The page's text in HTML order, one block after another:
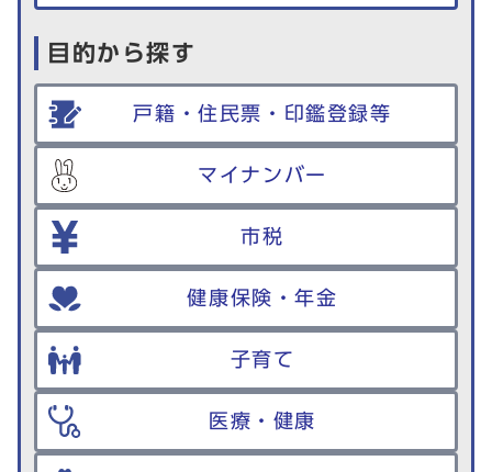
目的から探す
戸籍・住民票・印鑑登録等
マイナンバー
市税
健康保険・年金
子育て
医療・健康